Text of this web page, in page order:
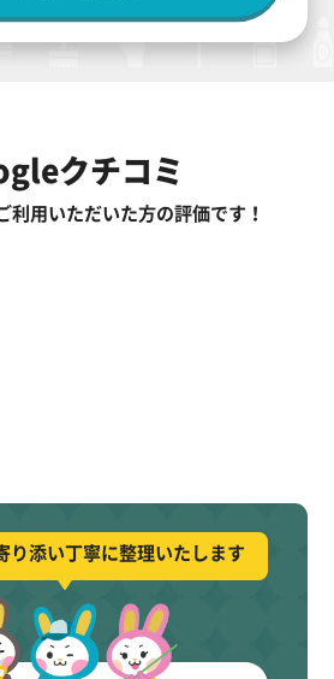
クチコミ
利用いただいた方の評価です！
り添い丁寧に整理いたします